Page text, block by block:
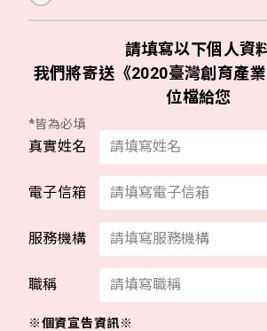
請填寫以下個人資
我們將寄送《2020臺灣創育產
位檔給您
*皆為必填
真實姓名
電子信箱
服務機構
職稱
※個資宣告資訊※